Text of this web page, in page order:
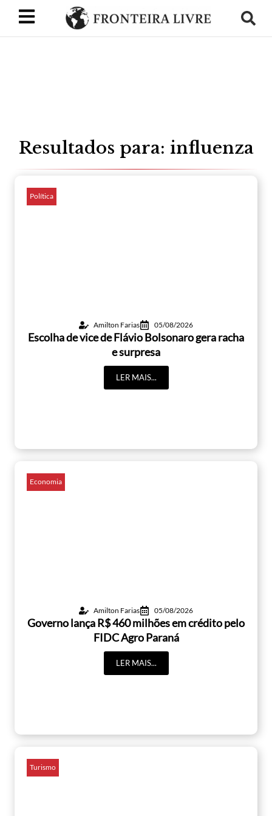
Resultados para: influenza
Política
Amilton Farias 05/08/2026
Escolha de vice de Flávio Bolsonaro gera racha
e surpresa
LER MAIS...
Economia
Amilton Farias 05/08/2026
Governo lança R$ 460 milhões em crédito pelo
FIDC Agro Paraná
LER MAIS...
Turismo